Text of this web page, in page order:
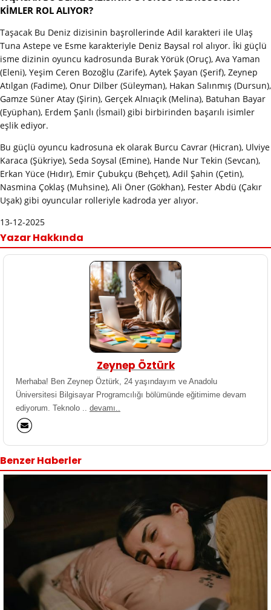
KİMLER ROL ALIYOR?
Taşacak Bu Deniz dizisinin başrollerinde Adil karakteri ile Ulaş
Tuna Astepe ve Esme karakteriyle Deniz Baysal rol alıyor. İki güçlü
isme dizinin oyuncu kadrosunda Burak Yörük (Oruç), Ava Yaman
(Eleni), Yeşim Ceren Bozoğlu (Zarife), Aytek Şayan (Şerif), Zeynep
Atılgan (Fadime), Onur Dilber (Süleyman), Hakan Salınmış (Dursun),
Gamze Süner Atay (Şirin), Gerçek Alnıaçık (Melina), Batuhan Bayar
(Eyüphan), Erdem Şanlı (İsmail) gibi birbirinden başarılı isimler
eşlik ediyor.
Bu güçlü oyuncu kadrosuna ek olarak Burcu Cavrar (Hicran), Ulviye
Karaca (Şükriye), Seda Soysal (Emine), Hande Nur Tekin (Sevcan),
Erkan Yüce (Hıdır), Emir Çubukçu (Behçet), Adil Şahin (Çetin),
Nasmina Çoklaş (Muhsine), Ali Öner (Gökhan), Fester Abdü (Çakır
Uşak) gibi oyuncular rolleriyle kadroda yer alıyor.
13-12-2025
Yazar Hakkında
Zeynep Öztürk
Merhaba! Ben Zeynep Öztürk, 24 yaşındayım ve Anadolu
Üniversitesi Bilgisayar Programcılığı bölümünde eğitimime devam
ediyorum. Teknolo .. devamı..
Benzer Haberler